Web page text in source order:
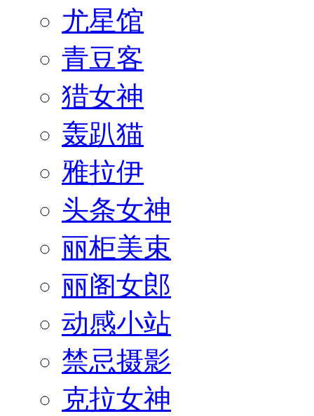
尤星馆
青豆客
猎女神
轰趴猫
雅拉伊
头条女神
丽柜美束
丽阁女郎
动感小站
禁忌摄影
克拉女神